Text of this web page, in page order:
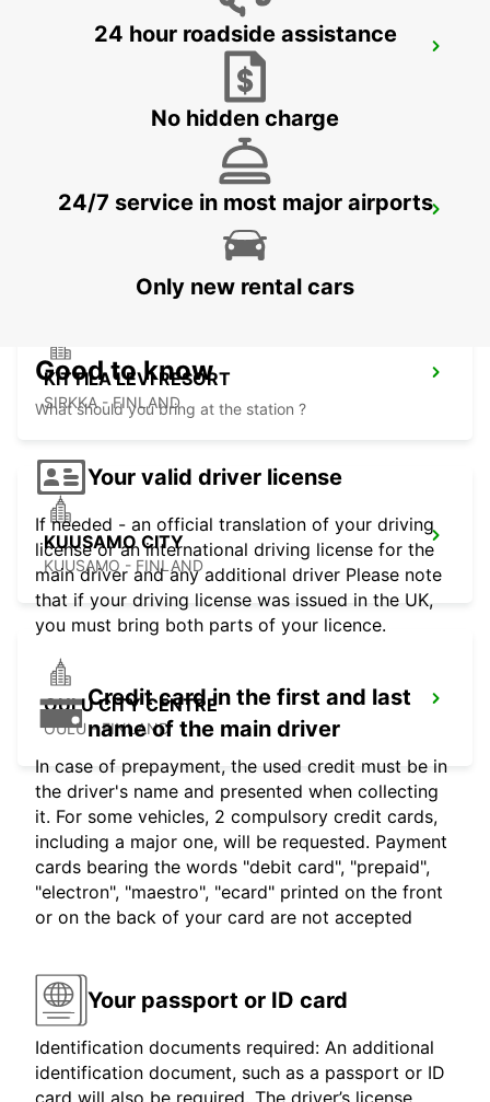
KEMI RAILWAY STATION
KITTILA AIRPORT
KITTILA LEVI RESORT
SIRKKA - FINLAND
KUUSAMO CITY
KUUSAMO - FINLAND
OULU CITY CENTRE
OULU - FINLAND
24 hour roadside assistance
No hidden charge
24/7 service in most major airports
Only new rental cars
Good to know
What should you bring at the station ?
Your valid driver license
If needed - an official translation of your driving
license or an international driving license for the
main driver and any additional driver Please note
that if your driving license was issued in the UK,
you must bring both parts of your licence.
Credit card in the first and last
name of the main driver
In case of prepayment, the used credit must be in
the driver's name and presented when collecting
it. For some vehicles, 2 compulsory credit cards,
including a major one, will be requested. Payment
cards bearing the words "debit card", "prepaid",
"electron", "maestro", "ecard" printed on the front
or on the back of your card are not accepted
Your passport or ID card
Identification documents required: An additional
identification document, such as a passport or ID